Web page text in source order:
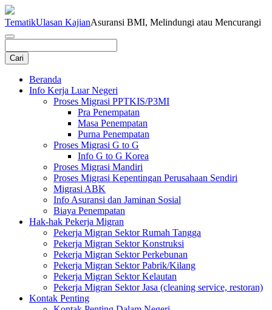
TematikUlasan KajianAsuransi BMI, Melindungi atau Mencurangi
Beranda
Info Kerja Luar Negeri
Proses Migrasi PPTKIS/P3MI
Pra Penempatan
Masa Penempatan
Purna Penempatan
Proses Migrasi G to G
Info G to G Korea
Proses Migrasi Mandiri
Proses Migrasi Kepentingan Perusahaan Sendiri
Migrasi ABK
Info Asuransi dan Jaminan Sosial
Biaya Penempatan
Hak-hak Pekerja Migran
Pekerja Migran Sektor Rumah Tangga
Pekerja Migran Sektor Konstruksi
Pekerja Migran Sektor Perkebunan
Pekerja Migran Sektor Pabrik/Kilang
Pekerja Migran Sektor Kelautan
Pekerja Migran Sektor Jasa (cleaning service, restoran)
Kontak Penting